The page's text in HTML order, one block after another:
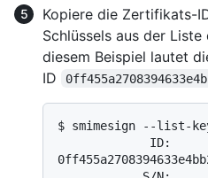
Kopiere die Zertifikats-
Schlüssels aus der
diesem Beispiel lautet
ID
$ smimesign --list-